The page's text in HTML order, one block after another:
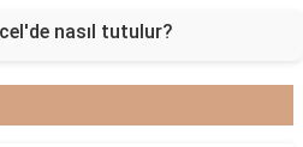
nasıl tutulur?